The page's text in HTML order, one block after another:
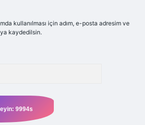
kullanılması için adım, e-posta adresim ve
kaydedilsin.